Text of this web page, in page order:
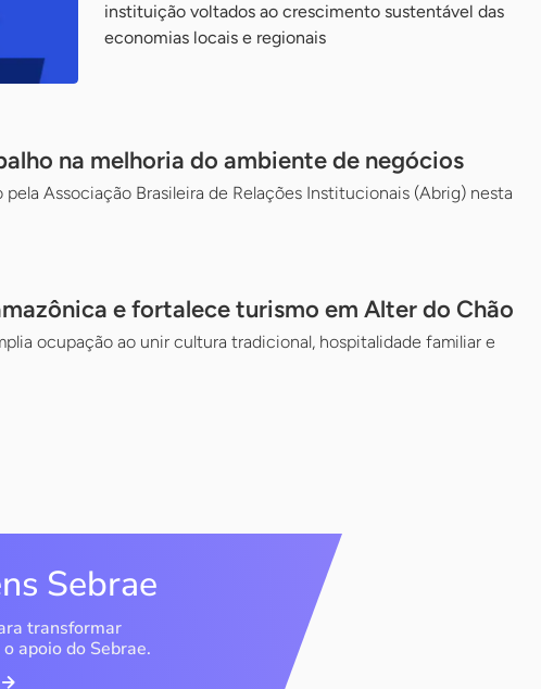
instituição voltados ao crescimento sustentável das
economias locais e regionais
na melhoria do ambiente de negócios
Associação Brasileira de Relações Institucionais (Abrig) nesta
e fortalece turismo em Alter do Chão
ocupação ao unir cultura tradicional, hospitalidade familiar e
Sebrae
transformar
apoio do Sebrae.